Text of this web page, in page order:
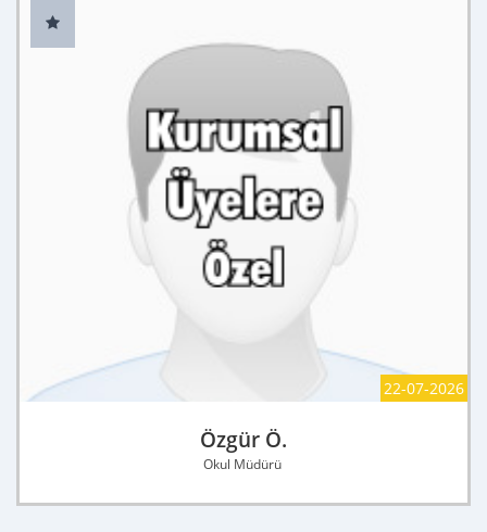
22-07-2026
Özgür Ö.
Okul Müdürü